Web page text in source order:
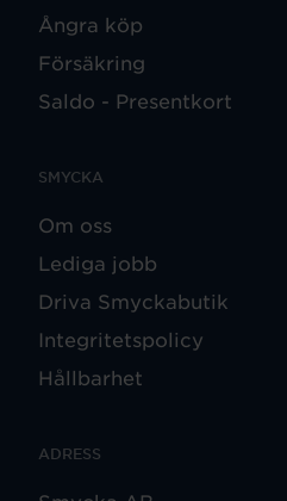
Ångra köp
Försäkring
Saldo - Presentkort
SMYCKA
Om oss
Lediga jobb
Driva Smyckabutik
Integritetspolicy
Hållbarhet
ADRESS